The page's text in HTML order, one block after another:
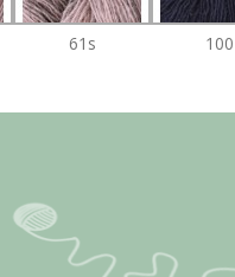
61s 100